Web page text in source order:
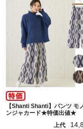
【Shanti Shanti】パンツ モ
ンジャカード★特価出値★
上代